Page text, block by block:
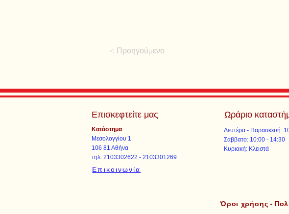
< Προηγούμενο
Επισκεφτείτε μας
Κατάστημα
Μεσολογγίου 1
106 81 Αθήνα
τηλ. 2103302622 - 2103301269
Επικοινωνία
Ωράριο
Δευτέρα - Παρασκευή:
​​Σάββατο: 10:00 - 14:30
​Κυριακή: Κλειστά
Όροι χρήσης -